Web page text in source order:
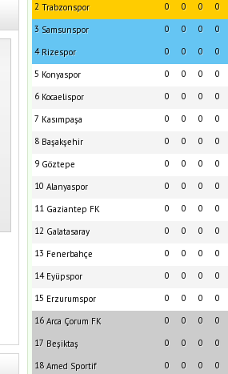
2 Trabzonspor 0
0
0
0
3 Samsunspor 0
0
0
0
4 Rizespor 0
0
0
0
5 Konyaspor 0
0
0
0
6 Kocaelispor 0
0
0
0
7 Kasımpaşa 0
0
0
0
8 Başakşehir 0
0
0
0
9 Göztepe 0
0
0
0
10 Alanyaspor 0
0
0
0
11 Gaziantep FK 0
0
0
0
12 Galatasaray 0
0
0
0
13 Fenerbahçe 0
0
0
0
14 Eyüpspor 0
0
0
0
15 Erzurumspor 0
0
0
0
16 Arca Çorum FK 0
0
0
0
17 Beşiktaş 0
0
0
0
18 Amed Sportif 0
0
0
0